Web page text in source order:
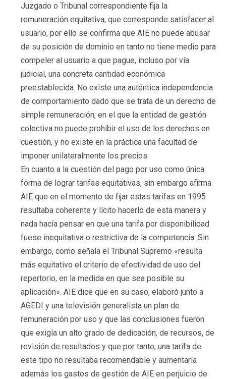
Juzgado o Tribunal correspondiente fija la
remuneración equitativa, que corresponde satisfacer al
usuario, por ello se confirma que AIE no puede abusar
de su posición de dominio en tanto no tiene medio para
compeler al usuario a que pague, incluso por vía
judicial, una concreta cantidad económica
preestablecida. No existe una auténtica independencia
de comportamiento dado que se trata de un derecho de
simple remuneración, en el que la entidad de gestión
colectiva no puede prohibir el uso de los derechos en
cuestión, y no existe en la práctica una facultad de
imponer unilateralmente los precios.
En cuanto a la cuestión del pago por uso como única
forma de lograr tarifas equitativas, sin embargo afirma
AIE que en el momento de fijar estas tarifas en 1995
resultaba coherente y lícito hacerlo de esta manera y
nada hacía pensar en que una tarifa por disponibilidad
fuese inequitativa o restrictiva de la competencia. Sin
embargo, como señala el Tribunal Supremo «resulta
más equitativo el criterio de efectividad de uso del
repertorio, en la medida en que sea posible su
aplicación». AIE dice que en su caso, elaboró junto a
AGEDI y una televisión generalista un plan de
remuneración por uso y que las conclusiones fueron
que exigía un alto grado de dedicación, de recursos, de
revisión de resultados y que por tanto, una tarifa de
este tipo no resultaba recomendable y aumentaría
además los gastos de gestión de AIE en perjuicio de